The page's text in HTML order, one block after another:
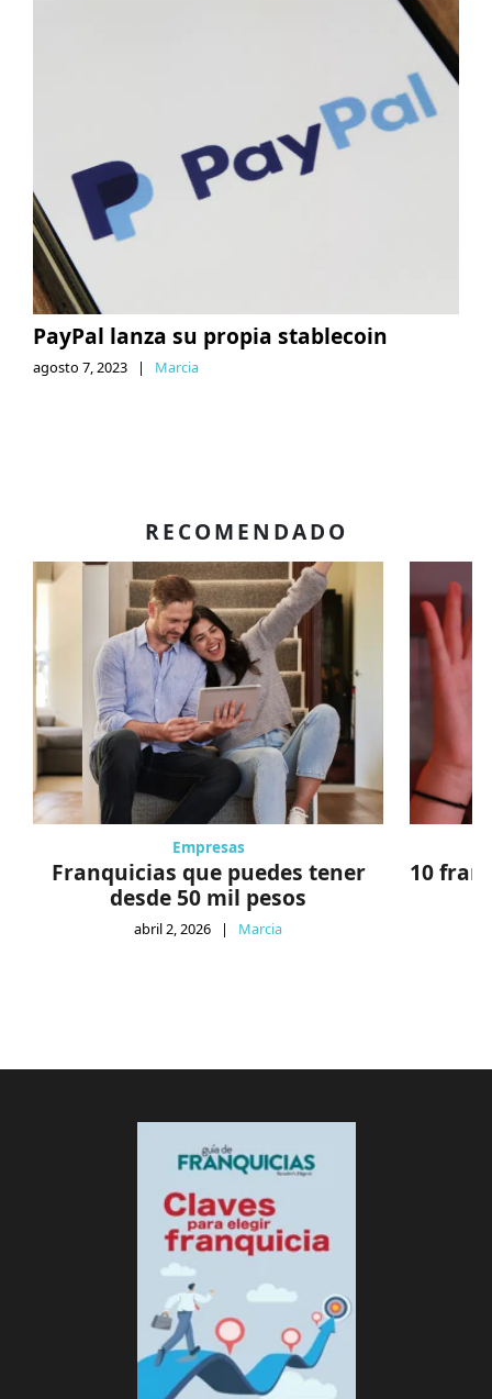
PayPal lanza su propia stablecoin
agosto 7, 2023 | Marcia
RECOMENDADO
Empresas
Franquicias que puedes tener
desde 50 mil pesos
abril 2, 2026 | Marcia
10